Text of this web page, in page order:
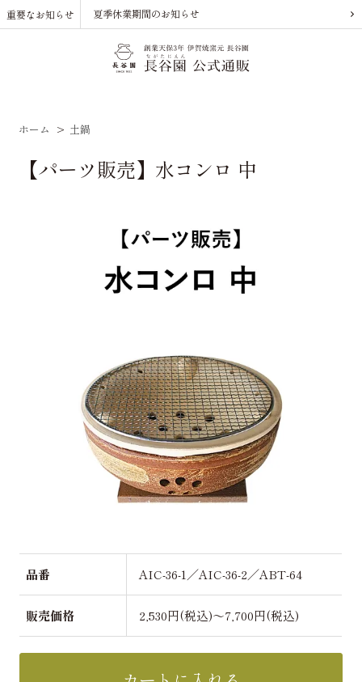
重要なお知らせ 夏季休業期間のお知らせ
ホーム > 土鍋
【パーツ販売】水コンロ 中
品番 AIC-36-1／AIC-36-2／ABT-64
販売価格 2,530円(税込)～7,700円(税込)